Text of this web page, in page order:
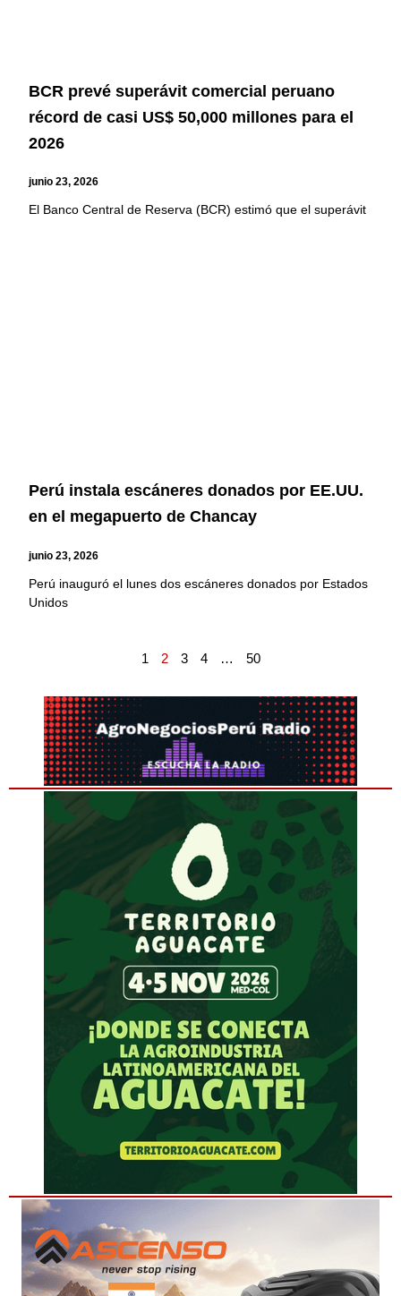
BCR prevé superávit comercial peruano
récord de casi US$ 50,000 millones para el
2026
junio 23, 2026
El Banco Central de Reserva (BCR) estimó que el superávit
Perú instala escáneres donados por EE.UU.
en el megapuerto de Chancay
junio 23, 2026
Perú inauguró el lunes dos escáneres donados por Estados
Unidos
1 2 3 4 … 50